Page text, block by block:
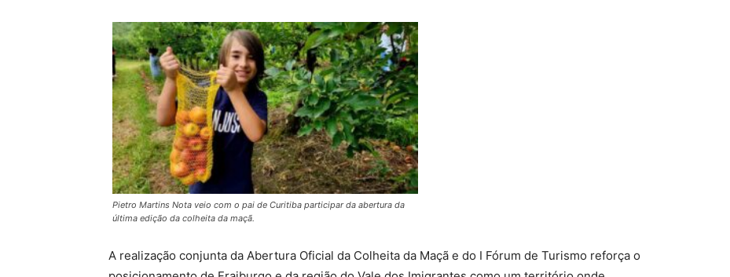
Pietro Martins Nota veio com o pai de Curitiba participar da abertura da
última edição da colheita da maçã.
A realização conjunta da Abertura Oficial da Colheita da Maçã e do I Fórum de Turismo reforça o